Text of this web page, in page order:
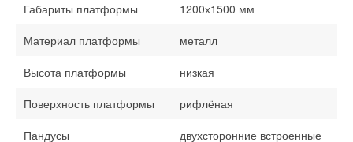
Габариты платформы
1200х1500 мм
Материал платформы
металл
Высота платформы
низкая
Поверхность платформы
рифлёная
Пандусы
двухсторонние встроенные